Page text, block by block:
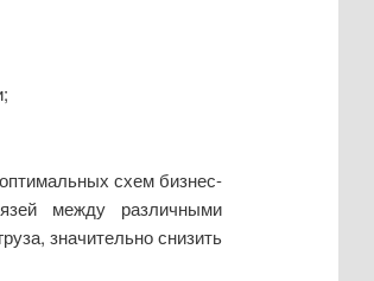
схем бизнес-
между различными
значительно снизить